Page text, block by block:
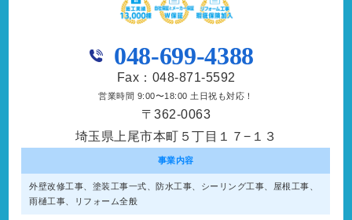
048-699-4388
Fax：048-871-5592
営業時間 9:00〜18:00 土日祝も対応！
〒362-0063
埼玉県上尾市本町５丁目１７−１３
事業内容
外壁改修工事、塗装工事⼀式、防水工事、シーリング工事、屋根工事、
雨樋工事、リフォーム全般